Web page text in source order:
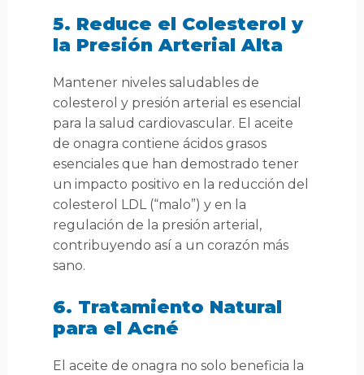
5. Reduce el Colesterol y
la Presión Arterial Alta
Mantener niveles saludables de
colesterol y presión arterial es esencial
para la salud cardiovascular. El aceite
de onagra contiene ácidos grasos
esenciales que han demostrado tener
un impacto positivo en la reducción del
colesterol LDL (“malo”) y en la
regulación de la presión arterial,
contribuyendo así a un corazón más
sano.
6. Tratamiento Natural
para el Acné
El aceite de onagra no solo beneficia la